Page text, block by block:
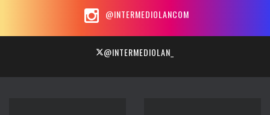
@INTERMEDIOLANCOM
@INTERMEDIOLAN_